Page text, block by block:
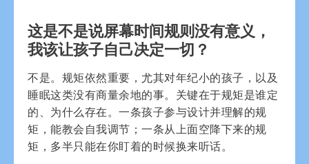
这是不是说屏幕时间规则没有意义，
我该让孩子自己决定一切？
不是。规矩依然重要，尤其对年纪小的孩子，以及
睡眠这类没有商量余地的事。关键在于规矩是谁定
的、为什么存在。一条孩子参与设计并理解的规
矩，能教会自我调节；一条从上面空降下来的规
矩，多半只能在你盯着的时候换来听话。